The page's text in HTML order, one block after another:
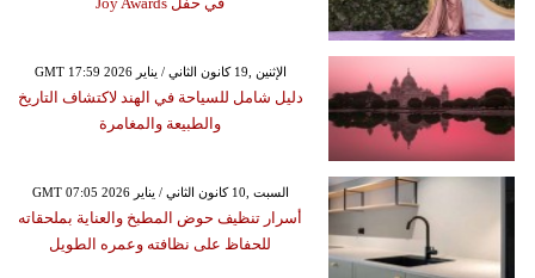
GMT 17:59 2026 الإثنين ,19 كانون الثاني / يناير
دليل شامل للسياحة في الهند لاكتشاف التاريخ
والطبيعة والمغامرة
GMT 07:05 2026 السبت ,10 كانون الثاني / يناير
أسرار تنظيف حوض المطبخ والعناية بملحقاته
للحفاظ على نظافته وعمره الطويل